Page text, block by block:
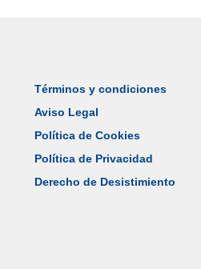
Términos y condiciones
Aviso Legal
Política de Cookies
Política de Privacidad
Derecho de Desistimiento